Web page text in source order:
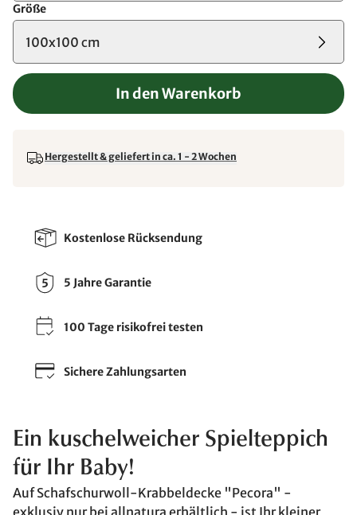
Größe
100x100 cm
In den Warenkorb
Hergestellt & geliefert in ca. 1 - 2 Wochen
Kostenlose Rücksendung
5 Jahre Garantie
100 Tage risikofrei testen
Sichere Zahlungsarten
Ein kuschelweicher Spielteppich
für Ihr Baby!
Auf Schafschurwoll-Krabbeldecke "Pecora" -
exklusiv nur bei allnatura erhältlich - ist Ihr kleiner